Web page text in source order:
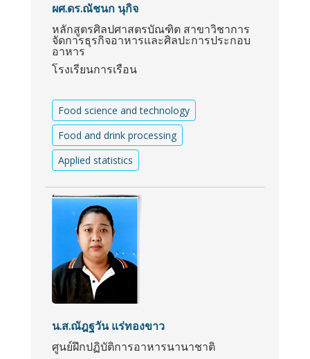
ผศ.ดร.ณัชนก นุกิจ
หลักสูตรศิลปศาสตรบัณฑิต สาขาวิชาการ
จัดการธุรกิจอาหารและศิลปะการประกอบ
อาหาร
โรงเรียนการเรือน
Food science and technology
Food and drink processing
Applied statistics
น.ส.ณัฎฐวัน แร่ทองขาว
ศูนย์ฝึกปฏิบัติการอาหารนานาชาติ